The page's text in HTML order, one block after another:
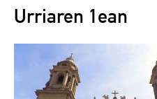
Urriaren 1ean